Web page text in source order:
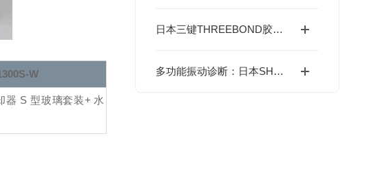
日本三键THREEBOND胶水单组分热固化烯烃密封胶接
多功能振动诊断：日本SHOWA昭和测器的广泛应用与高兼容性
W
器 S 型玻璃套装+ 水